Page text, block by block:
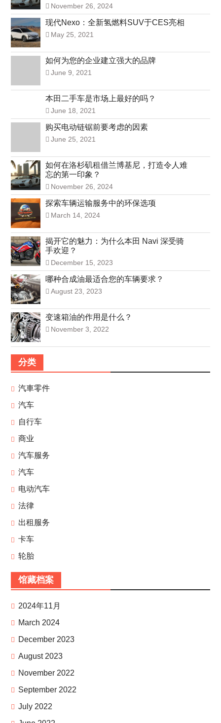
November 26, 2024
现代Nexo：全新氢燃料SUV于CES亮相
May 25, 2021
如何为您的企业建立强大的品牌
June 9, 2021
本田二手车是市场上最好的吗？
June 18, 2021
购买电动链锯前要考虑的因素
June 25, 2021
如何在洛杉矶租借兰博基尼，打造令人难
忘的第一印象？
November 26, 2024
探索车辆运输服务中的环保选项
March 14, 2024
揭开它的魅力：为什么本田 Navi 深受骑
手欢迎？
December 15, 2023
哪种合成油最适合您的车辆要求？
August 23, 2023
变速箱油的作用是什么？
November 3, 2022
分类
汽車零件
汽车
自行车
商业
汽车服务
汽车
电动汽车
法律
出租服务
卡车
轮胎
馆藏档案
2024年11月
March 2024
December 2023
August 2023
November 2022
September 2022
July 2022